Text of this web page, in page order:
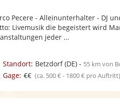
Pecere - Alleinunterhalter - DJ
Livemusik die begeistert wird
jeder ...
Standort: Betzdorf(DE)- 55 km von
Gage: €€ (ca. 500 € - 1800 € pro Auftritt)